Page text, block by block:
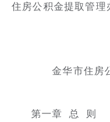
住房公积金提取管理
金华市住房
第一章 总 则